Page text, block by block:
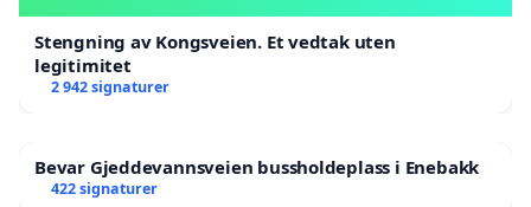
Stengning av Kongsveien. Et vedtak uten
legitimitet
2 942 signaturer
Bevar Gjeddevannsveien bussholdeplass i Enebakk
422 signaturer